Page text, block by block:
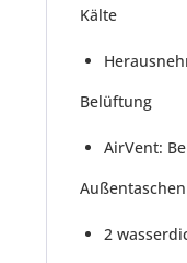
Kälte
Belüftung
AirVent:
Außentaschen
2